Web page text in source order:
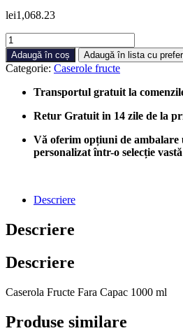
lei1,068.23
Cantitate
Caserole
Fructe
PET
Fara
1000ml,
bucati/cutie
Adaugă în coș Adaugă în lista cu
Categorie: Caserole fructe
Transportul gratuit la
Retur Gratuit in 14 zile de la
Vă oferim opțiuni de ambalare
personalizat într-o selecție
Descriere
Descriere
Descriere
Caserola Fructe Fara Capac 1000 ml
Produse similare